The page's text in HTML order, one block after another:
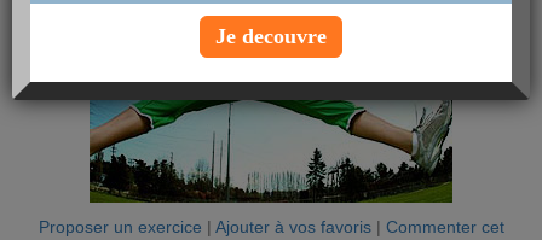
Proposer un exercice | Ajouter à vos favoris| Commenter cet
Je decouvre